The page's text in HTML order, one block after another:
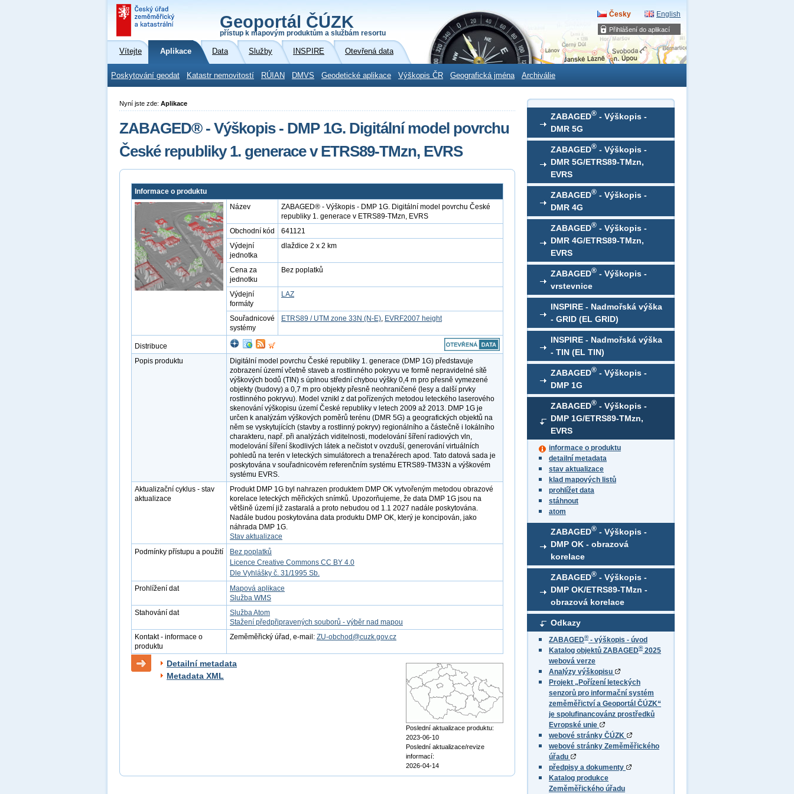
Přihlášení do aplikací
Geoportál ČÚZK
přístup k mapovým produktům a službám resortu
Česky English
Vítejte Aplikace Data Služby INSPIRE Otevřená data
Poskytování geodat Katastr nemovitostí RÚIAN DMVS Geodetické aplikace Výškopis ČR Geografická jména Archiválie
ZABAGED® - Výškopis -
DMR 5G
ZABAGED® - Výškopis -
DMR 5G/ETRS89-TMzn,
EVRS
ZABAGED® - Výškopis -
DMR 4G
ZABAGED® - Výškopis -
DMR 4G/ETRS89-TMzn,
EVRS
ZABAGED® - Výškopis -
vrstevnice
INSPIRE - Nadmořská výška
- GRID (EL GRID)
INSPIRE - Nadmořská výška
- TIN (EL TIN)
ZABAGED® - Výškopis -
DMP 1G
ZABAGED® - Výškopis -
DMP 1G/ETRS89-TMzn,
EVRS
informace o produktu
detailní metadata
stav aktualizace
klad mapových listů
prohlížet data
stáhnout
atom
ZABAGED® - Výškopis -
DMP OK - obrazová
korelace
ZABAGED® - Výškopis -
DMP OK/ETRS89-TMzn -
obrazová korelace
Odkazy
ZABAGED®- výškopis - úvod
Katalog objektů ZABAGED®2025
webová verze
Analýzy výškopisu
Projekt „Pořízení leteckých
senzorů pro informační systém
zeměměřictví a Geoportál ČÚZK“
je spolufinancovánz prostředků
Evropské unie
webové stránky ČÚZK
webové stránky Zeměměřického
úřadu
předpisy a dokumenty
Katalog produkce
Zeměměřického úřadu
Nyní jste zde: Aplikace
ZABAGED® - Výškopis - DMP 1G. Digitální model povrchu
České republiky 1. generace v ETRS89-TMzn, EVRS
Informace o produktu
Název
ZABAGED® - Výškopis - DMP 1G. Digitální model povrchu České
republiky 1. generace v ETRS89-TMzn, EVRS
Obchodní kód
641121
Výdejní
jednotka
dlaždice 2 x 2 km
Cena za
jednotku
Bez poplatků
Výdejní
formáty
LAZ
Souřadnicové
systémy
ETRS89 / UTM zone 33N (N-E), EVRF2007 height
Distribuce
Popis produktu
Digitální model povrchu České republiky 1. generace (DMP 1G) představuje
zobrazení území včetně staveb a rostlinného pokryvu ve formě nepravidelné sítě
výškových bodů (TIN) s úplnou střední chybou výšky 0,4 m pro přesně vymezené
objekty (budovy) a 0,7 m pro objekty přesně neohraničené (lesy a další prvky
rostlinného pokryvu). Model vznikl z dat pořízených metodou leteckého laserového
skenování výškopisu území České republiky v letech 2009 až 2013. DMP 1G je
určen k analýzám výškových poměrů terénu (DMR 5G) a geografických objektů na
něm se vyskytujících (stavby a rostlinný pokryv) regionálního a částečně i lokálního
charakteru, např. při analýzách viditelnosti, modelování šíření radiových vln,
modelování šíření škodlivých látek a nečistot v ovzduší, generování virtuálních
pohledů na terén v leteckých simulátorech a trenažérech apod. Tato datová sada je
poskytována v souřadnicovém referenčním systému ETRS89-TM33N a výškovém
systému EVRS.
Aktualizační cyklus - stav
aktualizace
Produkt DMP 1G byl nahrazen produktem DMP OK vytvořeným metodou obrazové
korelace leteckých měřických snímků. Upozorňujeme, že data DMP 1G jsou na
většině území již zastaralá a proto nebudou od 1.1 2027 nadále poskytována.
Nadále budou poskytována data produktu DMP OK, který je koncipován, jako
náhrada DMP 1G.
Stav aktualizace
Podmínky přístupu a použití
Bez poplatků
Licence Creative Commons CC BY 4.0
Dle Vyhlášky č. 31/1995 Sb.
Prohlížení dat
Mapová aplikace
Služba WMS
Stahování dat
Služba Atom
Stažení předpřipravených souborů - výběr nad mapou
Kontakt - informace o
produktu
Zeměměřický úřad, e-mail: ZU-obchod@cuzk.gov.cz
Detailní metadata
Metadata XML
Poslední aktualizace produktu:
2023-06-10
Poslední aktualizace/revize
informací:
2026-04-14